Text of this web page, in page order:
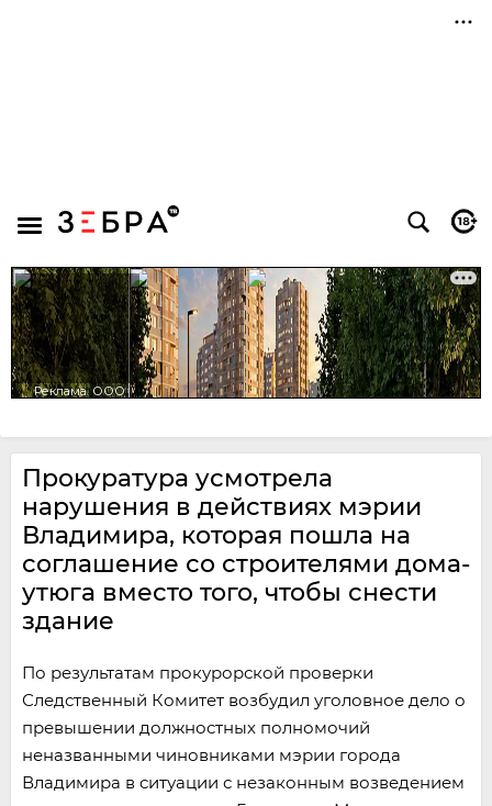
Прокуратура усмотрела
нарушения в действиях мэрии
Владимира, которая пошла на
соглашение со строителями дома-
утюга вместо того, чтобы снести
здание
По результатам прокурорской проверки
Следственный Комитет возбудил уголовное дело о
превышении должностных полномочий
неназванными чиновниками мэрии города
Владимира в ситуации с незаконным возведением